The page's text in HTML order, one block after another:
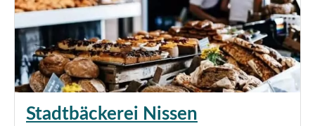
Stadtbäckerei Nissen